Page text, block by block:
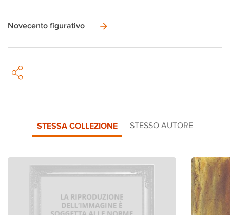
Novecento figurativo
STESSA COLLEZIONE STESSO AUTORE